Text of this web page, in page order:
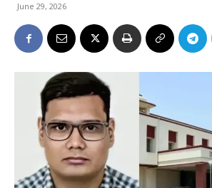
June 29, 2026